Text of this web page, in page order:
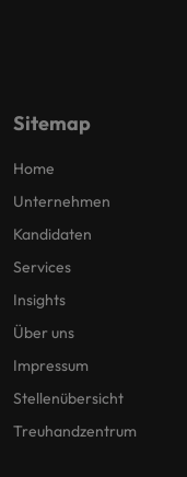
Sitemap
Home
Unternehmen
Kandidaten
Services
Insights
Über uns
Impressum
Stellenübersicht
Treuhandzentrum